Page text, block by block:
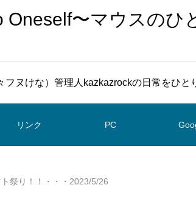
Oneself〜マウスのひ
フヌけな）管理人kazkazrockの日常をひ
リンク PC
ト祭り！！・・・2023/5/26